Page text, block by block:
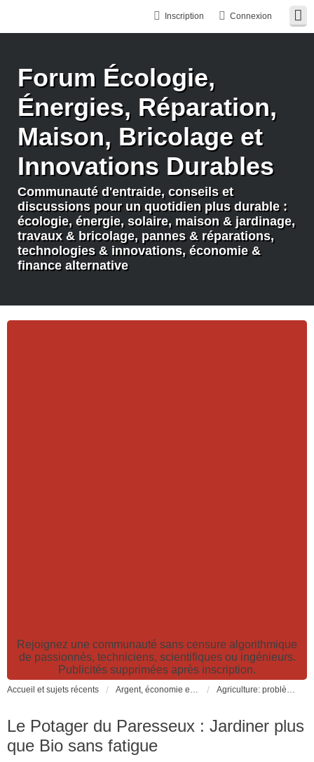
Connexion
Inscription
Forum Écologie,
Énergies, Réparation,
Maison, Bricolage et
Innovations Durables
Communauté d'entraide, conseils et
discussions pour un quotidien plus durable :
écologie, énergie, solaire, maison & jardinage,
travaux & bricolage, pannes & réparations,
technologies & innovations, économie &
finance alternative
Rejoignez une communauté sans censure algorithmique
de passionnés, techniciens, scientifiques ou ingénieurs.
Publicités supprimées après inscription.
Accueil et sujets récents Argent, économie et finance. Alimentation et agriculture. Développement durable, pollution de l'air et catastrophes. Gestion des déchets. Agriculture: problèmes et pollutions, nouvelles techniques et solutions
Le Potager du Paresseux : Jardiner plus
que Bio sans fatigue